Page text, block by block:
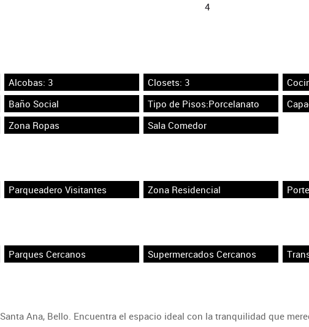
4
Alcobas: 3 Closets: 3
Baño Social Tipo de Pisos:Porcelanato
Zona Ropas Sala Comedor
Parqueadero Visitantes Zona Residencial
Parques Cercanos Supermercados Cercanos
Ana, Bello. Encuentra el espacio ideal con la tranquilidad que